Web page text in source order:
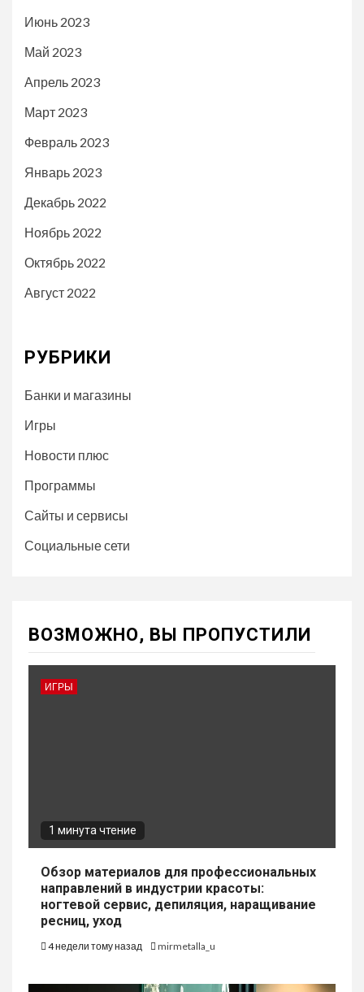
Июнь 2023
Май 2023
Апрель 2023
Март 2023
Февраль 2023
Январь 2023
Декабрь 2022
Ноябрь 2022
Октябрь 2022
Август 2022
РУБРИКИ
Банки и магазины
Игры
Новости плюс
Программы
Сайты и сервисы
Социальные сети
ВОЗМОЖНО, ВЫ ПРОПУСТИЛИ
ИГРЫ
1 минута чтение
Обзор материалов для профессиональных
направлений в индустрии красоты:
ногтевой сервис, депиляция, наращивание
ресниц, уход
4 недели тому назад mirmetalla_u